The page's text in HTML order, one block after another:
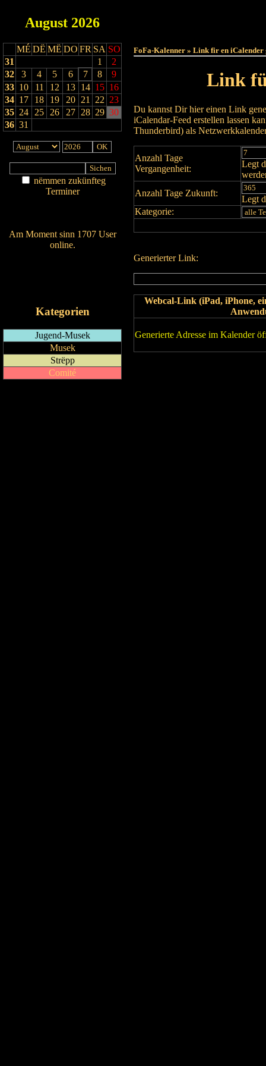
August 2026
MÉ DË MË DO FR SA SO
31
1
2
32
3 4 5 6 7 8
9
33 10 11 12 13 14 15 16
34 17 18 19 20 21 22 23
35 24 25 26 27 28 29 30
36 31
nëmmen zukünfteg
Terminer
Am Moment sinn 1707 User
online.
Kategorien
Jugend-Musek
Musek
Strëpp
Comité
FoFa-Kalenner » Link fir en iCalender
Link
Du kannst Dir hier einen Link
iCalendar-Feed erstellen lassen
Thunderbird) als
Anzahl Tage
Vergangenheit:
Legt
Anzahl Tage Zukunft:
Legt
Kategorie:
Generierter Link:
Webcal-Link (iPad, iPhone,
Generierte Adresse im Kalender